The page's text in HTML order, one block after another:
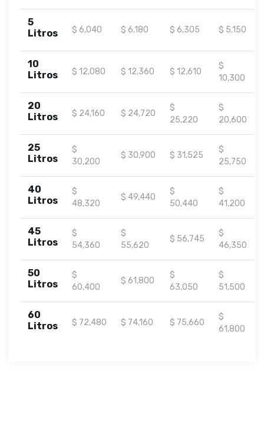
5
Litros
$ 6,040 $ 6,180 $ 6,305 $ 5,150
10
Litros
$ 12,080 $ 12,360 $ 12,610
$
10,300
20
Litros
$ 24,160 $ 24,720
$
25,220
$
20,600
25
Litros
$
30,200
$ 30,900 $ 31,525
$
25,750
40
Litros
$
48,320
$ 49,440
$
50,440
$
41,200
45
Litros
$
54,360
$
55,620
$ 56,745
$
46,350
50
Litros
$
60,400
$ 61,800
$
63,050
$
51,500
60
Litros
$ 72,480 $ 74,160 $ 75,660
$
61,800